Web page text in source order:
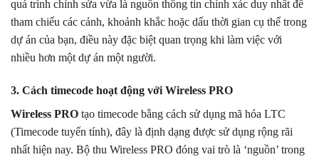
quá trình chỉnh sửa vừa là nguồn thông tin chính xác duy nhất để
tham chiếu các cảnh, khoảnh khắc hoặc dấu thời gian cụ thể trong
dự án của bạn, điều này đặc biệt quan trọng khi làm việc với
nhiều hơn một dự án một người.
3. Cách timecode hoạt động với Wireless PRO
Wireless PRO tạo timecode bằng cách sử dụng mã hóa LTC
(Timecode tuyến tính), đây là định dạng được sử dụng rộng rãi
nhất hiện nay. Bộ thu Wireless PRO đóng vai trò là ‘nguồn’ trong